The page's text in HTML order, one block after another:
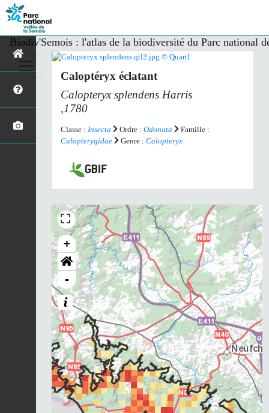
Biodiv'Semois : l'atlas de la biodiversité du Parc national
Caloptéryx éclatant
Calopteryx splendens Harris
,1780
Classe : Insecta Ordre : Odonata
Famille :
Calopterygidae
Genre : Calopteryx
+
-